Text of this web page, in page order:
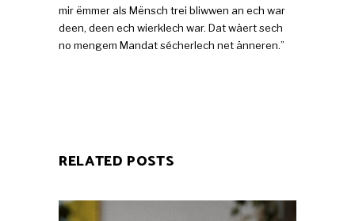
mir ëmmer als Mënsch trei bliwwen an ech war
deen, deen ech wierklech war. Dat wäert sech
no mengem Mandat sécherlech net änneren.”
RELATED POSTS